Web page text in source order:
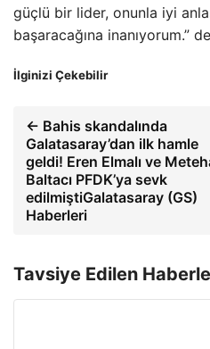
güçlü bir lider, onunla iyi
başaracağına inanıyorum.”
İlginizi Çekebilir
← Bahis skandalında
Galatasaray’dan ilk hamle
geldi! Eren Elmalı ve
Baltacı PFDK’ya sevk
edilmiştiGalatasaray (GS)
Haberleri
Tavsiye Edilen